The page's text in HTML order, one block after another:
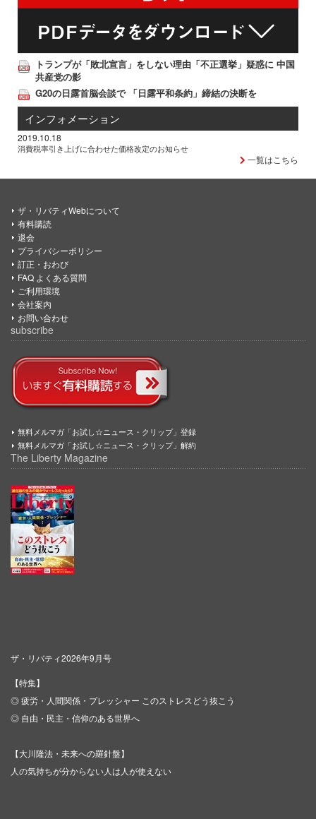
トランプが「敗北宣言」をしない理由「不正選挙」疑惑に 中国
共産党の影
G20の日露首脳会談で 「日露平和条約」締結の決断を
インフォメーション
2019.10.18
消費税率引き上げに合わせた価格改定のお知らせ
一覧はこちら
ザ・リバティWebについて
有料購読
退会
プライバシーポリシー
訂正・おわび
FAQ よくある質問
ご利用環境
会社案内
お問い合わせ
subscribe
無料メルマガ「お試し☆ニュース・クリップ」登録
無料メルマガ「お試し☆ニュース・クリップ」解約
The Liberty Magazine
ザ・リバティ2026年9月号
【特集】
◎ 疲労・人間関係・プレッシャー このストレスどう抜こう
◎ 自由・民主・信仰のある世界へ
【大川隆法・未来への羅針盤】
人の気持ちが分からない人は人が使えない